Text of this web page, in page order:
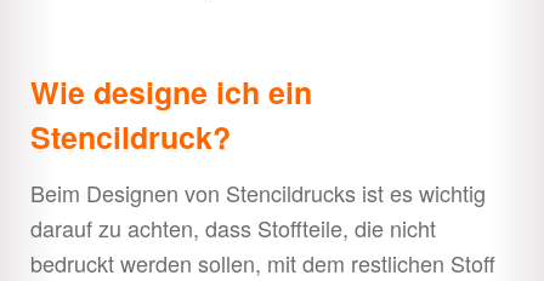
Wie designe ich ein
Stencildruck?
Beim Designen von Stencildrucks ist es wichtig
darauf zu achten, dass Stoffteile, die nicht
bedruckt werden sollen, mit dem restlichen Stoff